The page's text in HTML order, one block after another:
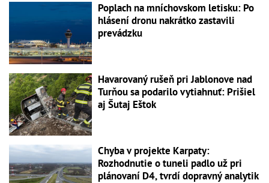
Poplach na mníchovskom letisku: Po
hlásení dronu nakrátko zastavili
prevádzku
Havarovaný rušeň pri Jablonove nad
Turňou sa podarilo vytiahnuť: Prišiel
aj Šutaj Eštok
Chyba v projekte Karpaty:
Rozhodnutie o tuneli padlo už pri
plánovaní D4, tvrdí dopravný analytik